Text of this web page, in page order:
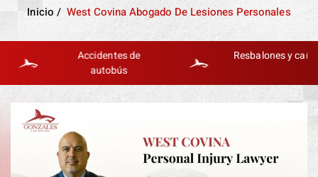
Inicio / West Covina Abogado De Lesiones Personales
Accidentes de
autobús
Resbalones y caídas